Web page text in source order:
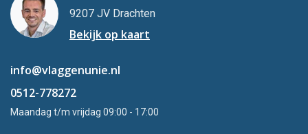
9207 JV Drachten
Bekijk op kaart
info@vlaggenunie.nl
0512-778272
Maandag t/m vrijdag 09:00 - 17:00